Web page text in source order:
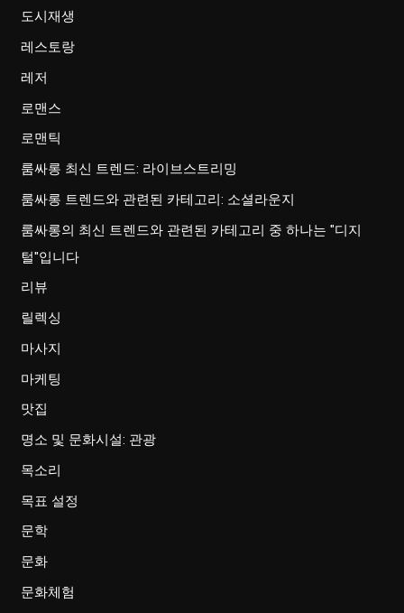
도시재생
레스토랑
레저
로맨스
로맨틱
룸싸롱 최신 트렌드: 라이브스트리밍
룸싸롱 트렌드와 관련된 카테고리: 소셜라운지
룸싸롱의 최신 트렌드와 관련된 카테고리 중 하나는 "디지
털"입니다
리뷰
릴렉싱
마사지
마케팅
맛집
명소 및 문화시설: 관광
목소리
목표 설정
문학
문화
문화체험